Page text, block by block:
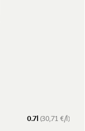
0.7l (30,71 €/l)